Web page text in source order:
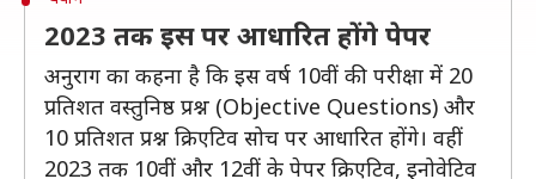
2023 तक इस पर आधारित होंगे पेपर
अनुराग का कहना है कि इस वर्ष 10वीं की परीक्षा में 20
प्रतिशत वस्तुनिष्ठ प्रश्न (Objective Questions) और
10 प्रतिशत प्रश्न क्रिएटिव सोच पर आधारित होंगे। वहीं
2023 तक 10वीं और 12वीं के पेपर क्रिएटिव, इनोवेटिव